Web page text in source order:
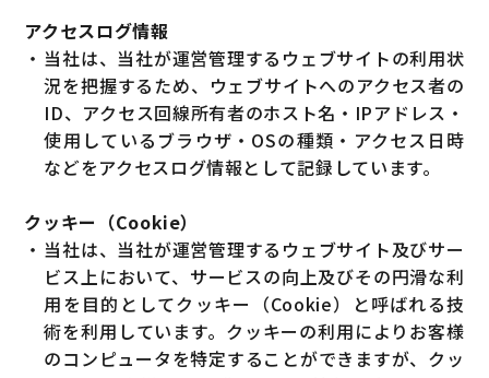
アクセスログ情報
・ 当社は、当社が運営管理するウェブサイトの利用状
況を把握するため、ウェブサイトへのアクセス者の
ID、アクセス回線所有者のホスト名・IPアドレス・
使用しているブラウザ・OSの種類・アクセス日時
などをアクセスログ情報として記録しています。
クッキー（Cookie）
・ 当社は、当社が運営管理するウェブサイト及びサー
ビス上において、サービスの向上及びその円滑な利
用を目的としてクッキー（Cookie）と呼ばれる技
術を利用しています。クッキーの利用によりお客様
のコンピュータを特定することができますが、クッ